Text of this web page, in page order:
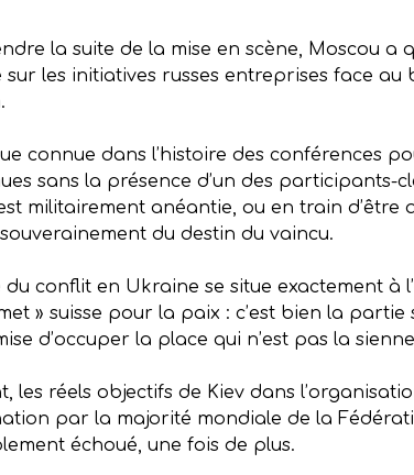
la suite de la mise en scène, Moscou
sur les initiatives russes entreprises face
connue dans l’histoire des conférences
sans la présence d’un des
militairement anéantie, ou en train d’être
du destin du vaincu.
du conflit en Ukraine se situe exactement
» suisse pour la paix : c’est bien la
d’occuper la place qui n’est pas la
les réels objectifs de Kiev dans
par la majorité mondiale de la
échoué, une fois de plus.